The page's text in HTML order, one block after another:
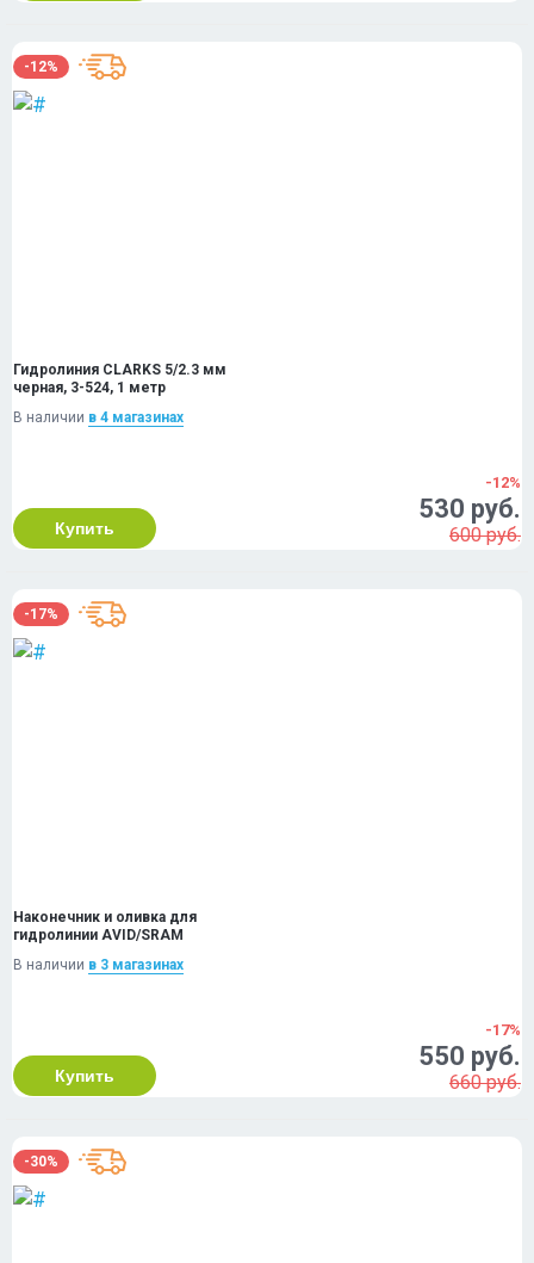
-12%
Гидролиния CLARKS 5/2.3 мм
черная, 3-524, 1 метр
В наличии в 4 магазинах
Купить
-12%
530 руб.
600 руб.
-17%
Наконечник и оливка для
гидролинии AVID/SRAM
В наличии в 3 магазинах
Купить
-17%
550 руб.
660 руб.
-30%